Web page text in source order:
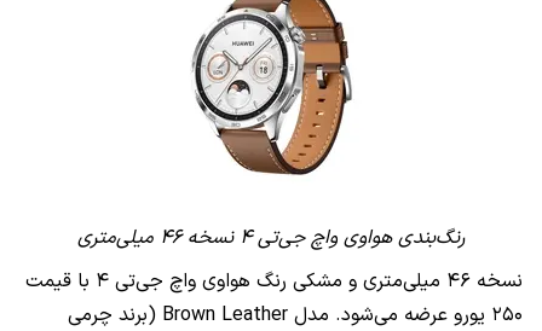
رنگ‌بندی هواوی واچ جی‌تی ۴ نسخه ۴۶ میلی‌متری
نسخه ۴۶ میلی‌متری و مشکی رنگ هواوی واچ جی‌تی ۴ با قیمت
۲۵۰ یورو عرضه می‌شود. مدل Brown Leather (برند چرمی